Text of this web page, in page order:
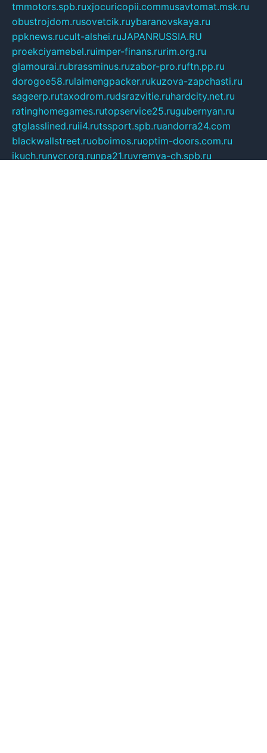
tmmotors.spb.ruxjocuricopii.commusavtomat.msk.ru
obustrojdom.rusovetcik.ruybaranovskaya.ru
ppknews.rucult-alshei.ruJAPANRUSSIA.RU
proekciyamebel.ruimper-finans.rurim.org.ru
glamourai.rubrassminus.ruzabor-pro.ruftn.pp.ru
dorogoe58.rulaimengpacker.rukuzova-zapchasti.ru
sageerp.rutaxodrom.rudsrazvitie.ruhardcity.net.ru
ratinghomegames.rutopservice25.rugubernyan.ru
gtglasslined.ruii4.rutssport.spb.ruandorra24.com
blackwallstreet.ruoboimos.ruoptim-doors.com.ru
ikuch.runycr.org.runpa21.ruvremya-ch.spb.ru